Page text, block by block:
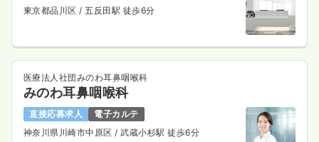
東京都品川区/ 五反田駅 徒歩6分
医療法人社団みのわ耳鼻咽喉科
みのわ耳鼻咽喉科
直接応募求人
電子カルテ
神奈川県川崎市中原区/ 武蔵小杉駅 徒歩6分